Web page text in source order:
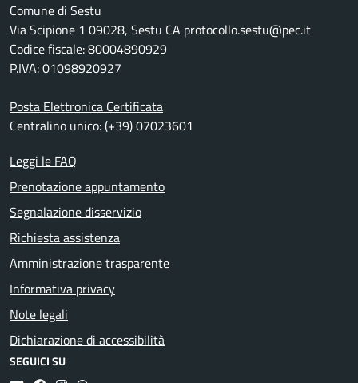
Comune di Sestu
Via Scipione 1 09028, Sestu CA protocollo.sestu@pec.it
Codice fiscale: 80004890929
P.IVA: 01098920927
Posta Elettronica Certificata
Centralino unico: (+39) 07023601
Leggi le FAQ
Prenotazione appuntamento
Segnalazione disservizio
Richiesta assistenza
Amministrazione trasparente
Informativa privacy
Note legali
Dichiarazione di accessibilità
SEGUICI SU